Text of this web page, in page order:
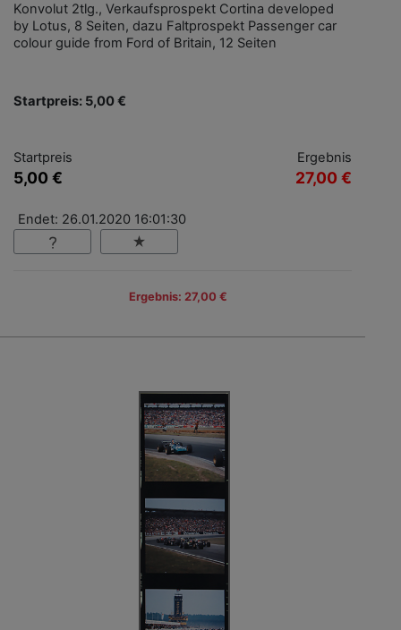
Konvolut 2tlg., Verkaufsprospekt Cortina developed
by Lotus, 8 Seiten, dazu Faltprospekt Passenger car
colour guide from Ford of Britain, 12 Seiten
Startpreis: 5,00 €
Startpreis
5,00 €
Ergebnis
27,00 €
Endet: 26.01.2020 16:01:30
Ergebnis: 27,00 €